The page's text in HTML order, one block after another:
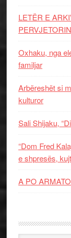
LETËR E
Oxhaku, nga
familjar
Arbëreshët si
kulturor
Sali Shijaku,
“Dom Fred
e shpresës,
A PO